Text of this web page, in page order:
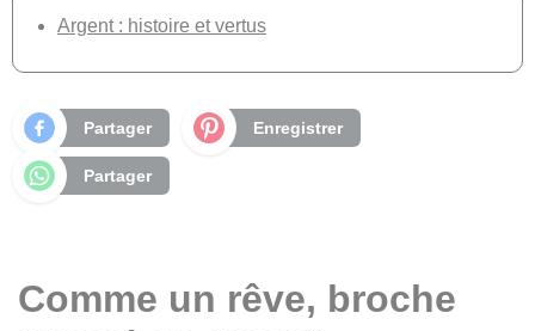
Argent : histoire et vertus
Partager Enregistrer
Partager
Comme un rêve, broche